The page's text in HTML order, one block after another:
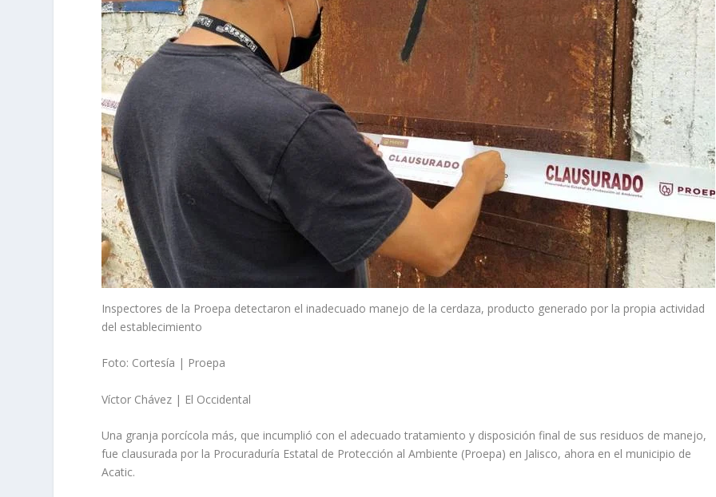
Inspectores de la Proepa detectaron el inadecuado manejo de la cerdaza, producto generado por la propia actividad
del establecimiento
Foto: Cortesía | Proepa
Víctor Chávez | El Occidental
Una granja porcícola más, que incumplió con el adecuado tratamiento y disposición final de sus residuos de manejo,
fue clausurada por la Procuraduría Estatal de Protección al Ambiente (Proepa) en Jalisco, ahora en el municipio de
Acatic.